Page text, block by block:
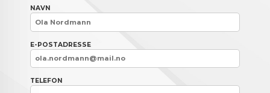
NAVN
E-POSTADRESSE
TELEFON